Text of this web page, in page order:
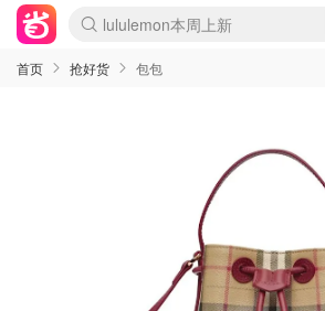
Sasa美妆护肤3.5折
SSENSE年中3折
FreshBeauty好价汇总
Cettire降价+叠9折
Farfetch折上8折
WWS Coles超市实拍
viagogo二手票捡漏
Myer清仓1折起
The Outnet奢牌1折起
David Jones 3折起
Flannels大牌1折
Perfumes Club护肤1折
AMIRO返校季6.2折
Oweek抽奖送Airpods
Amazon折扣汇总
eToro入金$200送$50
Amazon数码好物
ICONIC本周7.5折
ThedoubleF高奢地板价
Moose Knuckles 6折
丝芙兰5折起
EUFY官网3.7折起
Selenichast首饰2折
Trip机票酒店促销
YSL送5件彩妆礼
Amazon家居好物
BIGBANG巡演开票
David Jones时尚3折
Amazon美妆护肤
雅漾大喷$8
过敏原检测盒$33
伊索独家赠50ml沐浴露
科颜氏送高保湿面霜
CW药房打折海报
SEALIFE海洋馆门票6折
丝塔芙大白罐$16
订阅Newsletter送香薰
Cult Beauty 6.8折
Harrods圣诞日历2.3折
LN-CC奢牌私促3折
d'Alba空姐喷雾$16
EVE LOM套装逆天2折
Bernardelli独家4折
Adore Beauty 6折起
CT圣诞日历
Mytheresa奢品2.7折
首页 抢好货 包包